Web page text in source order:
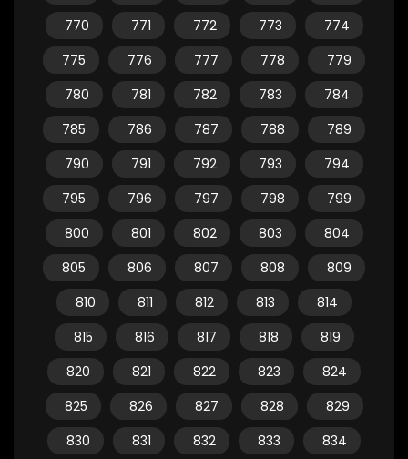
770
771 772 773
774
775
776 777 778
779
780
781 782 783
784
785
786 787 788
789
790
791 792 793
794
795
796 797 798
799
800
801 802 803
804
805
806 807 808
809
810
811 812 813
814
815
816 817 818
819
820
821 822 823
824
825
826 827 828
829
830
831 832 833
834